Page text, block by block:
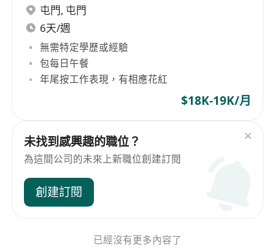
屯門, 屯門
6天/週
無需特定學歷或經驗
包每日午餐
年尾按工作表現，有相應花紅
$18K-19K/月
未找到感興趣的職位？
為這間公司的未來上新職位創建訂閱
創建訂閱
已經沒有更多內容了